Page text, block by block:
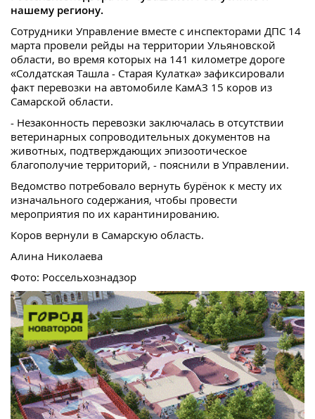
нашему региону.
Сотрудники Управление вместе с инспекторами ДПС 14
марта провели рейды на территории Ульяновской
области, во время которых на 141 километре дороге
«Солдатская Ташла - Старая Кулатка» зафиксировали
факт перевозки на автомобиле КамАЗ 15 коров из
Самарской области.
- Незаконность перевозки заключалась в отсутствии
ветеринарных сопроводительных документов на
животных, подтверждающих эпизоотическое
благополучие территорий, - пояснили в Управлении.
Ведомство потребовало вернуть бурёнок к месту их
изначального содержания, чтобы провести
мероприятия по их карантинированию.
Коров вернули в Самарскую область.
Алина Николаева
Фото: Россельхознадзор